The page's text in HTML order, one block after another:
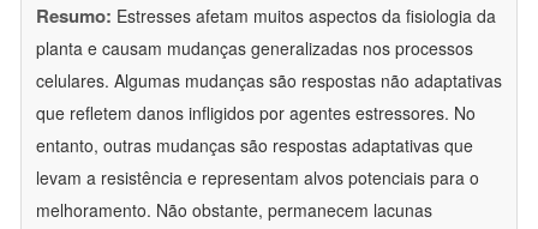
Resumo: Estresses afetam muitos aspectos da fisiologia da
planta e causam mudanças generalizadas nos processos
celulares. Algumas mudanças são respostas não adaptativas
que refletem danos infligidos por agentes estressores. No
entanto, outras mudanças são respostas adaptativas que
levam a resistência e representam alvos potenciais para o
melhoramento. Não obstante, permanecem lacunas